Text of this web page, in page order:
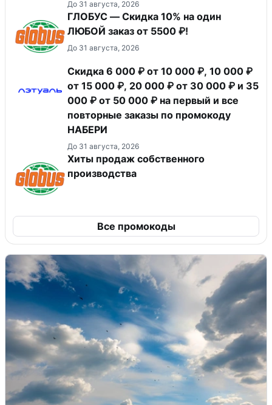
До 31 августа, 2026
ГЛОБУС — Скидка 10% на один
ЛЮБОЙ заказ от 5500 ₽!
До 31 августа, 2026
Скидка 6 000 ₽ от 10 000 ₽, 10 000 ₽
от 15 000 ₽, 20 000 ₽ от 30 000 ₽ и 35
000 ₽ от 50 000 ₽ на первый и все
повторные заказы по промокоду
НАБЕРИ
До 31 августа, 2026
Хиты продаж собственного
производства
Все промокоды